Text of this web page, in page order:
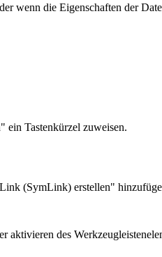
wenn die Eigenschaften der
Tastenkürzel zuweisen.
(SymLink) erstellen"
aktivieren des